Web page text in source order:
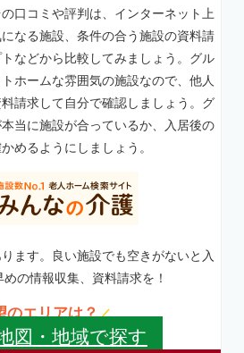
口コミや評判は、インターネット上
なる施設、条件の合う施設の資料請
などから比較してみましょう。グル
ホームな雰囲気の施設なので、他人
請求して自分で確認しましょう。グ
当に施設が合っているか、入居後の
めるようにしましょう。
ます。良い施設でも空きがないと入
の情報収集、資料請求を！
のエリアは？／
図・地域で探す